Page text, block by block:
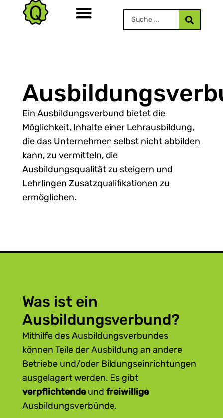
Ein Ausbildungsverbund bietet die
Möglichkeit, Inhalte einer Lehrausbildung,
die das Unternehmen selbst nicht abbilden
kann, zu vermitteln, die
Ausbildungsqualität zu steigern und
Lehrlingen Zusatzqualifikationen zu
ermöglichen.
Was ist ein
Ausbildungsverbund?
Mithilfe des Ausbildungsverbundes
können Teile der Ausbildung an andere
Betriebe und/oder Bildungseinrichtungen
ausgelagert werden. Es gibt
verpflichtendeund freiwillige
Ausbildungsverbünde.